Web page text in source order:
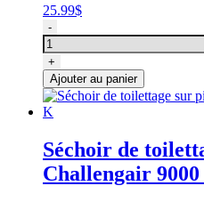
de
remplacement
25.99$
quantité
de
Fil
pour
séchoir
metro
B3
AFTD3
-
+
Ajouter au panier
Séchoir de
Challengair